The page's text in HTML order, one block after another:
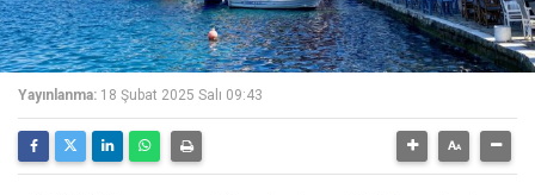
Yayınlanma: 18 Şubat 2025 Salı 09:43